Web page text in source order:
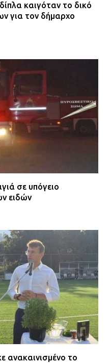
του 2025 στο Θριάσιο
καρδιολογικών
καιγόταν το δικό
για τον δήμαρχο
σε υπόγειο
ειδών
ανακαινισμένο το